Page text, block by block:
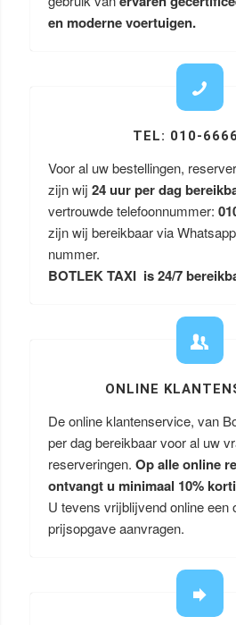
en moderne voertuigen.
TEL: 010-
Voor al uw bestellingen,
zijn wij 24 uur per dag
vertrouwde telefoonnummer:
zijn wij bereikbaar via
nummer.
BOTLEK TAXI is 24/7
ONLINE
De online klantenservice, van
per dag bereikbaar voor al uw
reserveringen. Op alle online
ontvangt u minimaal 10%
U tevens vrijblijvend online een
prijsopgave aanvragen.